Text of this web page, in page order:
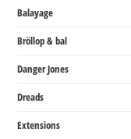
Balayage
Bröllop & bal
Danger Jones
Dreads
Extensions